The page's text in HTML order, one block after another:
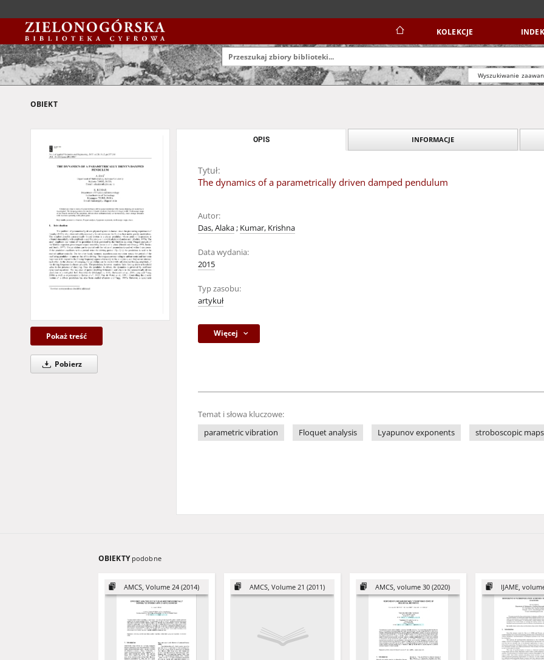
KOLEKCJE
Wyszukiwanie
OBIEKT
Pokaż treść
Pobierz
OPIS INFORMACJE
Tytuł:
The dynamics of a parametrically driven damped pendulum
Autor:
Das, Alaka; Kumar, Krishna
Data wydania:
2015
Typ zasobu:
artykuł
Więcej
Temat i słowa kluczowe:
parametric vibration
Floquet analysis Lyapunov exponents stroboscopic maps
OBIEKTY podobne
AMCS, Volume 24 (2014) AMCS, Volume 21 (2011) AMCS, volume 30 (2020) IJAME,